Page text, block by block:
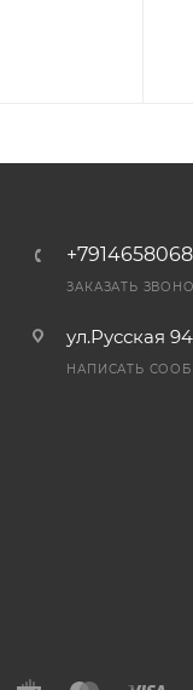
ЗАКАЗАТЬ
ул.Русская
НАПИСАТЬ